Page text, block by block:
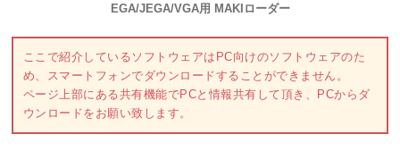
EGA/JEGA/VGA用 MAKIローダー
ここで紹介しているソフトウェアはPC向けのソフトウェアのた
め、スマートフォンでダウンロードすることができません。
ページ上部にある共有機能でPCと情報共有して頂き、PCからダ
ウンロードをお願い致します。